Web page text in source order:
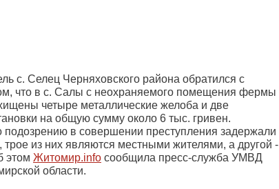
с. Селец Черняховского района обратился с
что в с. Салы с неохраняемого помещения фермы
четыре металлические желоба и две
на общую сумму около 6 тыс. гривен.
в совершении преступления задержали
трое из них являются местными жителями, а другой -
этом Житомир.info сообщила пресс-служба УМВД
области.